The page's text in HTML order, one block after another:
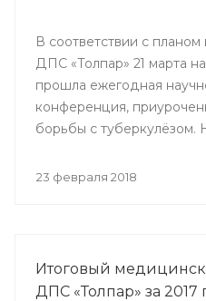
В соответствии с
ДПС «Толпар» 21 марта
прошла ежегодная
конференция,
борьбы с
санатория, а так же
23 февраля 2018
Итоговый
ДПС «Толпар» за 2017